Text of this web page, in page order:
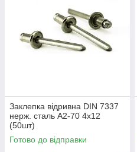
Заклепка відривна DIN 7337
нерж. сталь А2-70 4х12
(50шт)
Готово до відправки